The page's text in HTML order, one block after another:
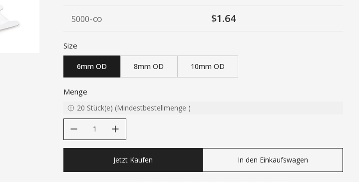
5000- $1.64
Size
6mm OD 8mm OD 10mm OD
Menge
20 Stück(e) (Mindestbestellmenge )
Jetzt Kaufen In den Einkaufswagen